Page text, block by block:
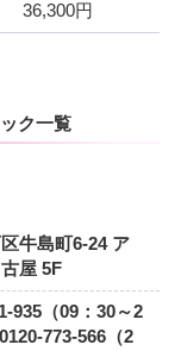
36,300円
ク一覧
牛島町6-24 ア
屋 5F
935（09：30～2
773-566（2